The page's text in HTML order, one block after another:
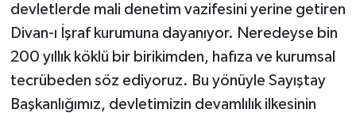
devletlerde mali denetim vazifesini yerine getiren
Divan-ı İşraf kurumuna dayanıyor. Neredeyse bin
200 yıllık köklü bir birikimden, hafıza ve kurumsal
tecrübeden söz ediyoruz. Bu yönüyle Sayıştay
Başkanlığımız, devletimizin devamlılık ilkesinin